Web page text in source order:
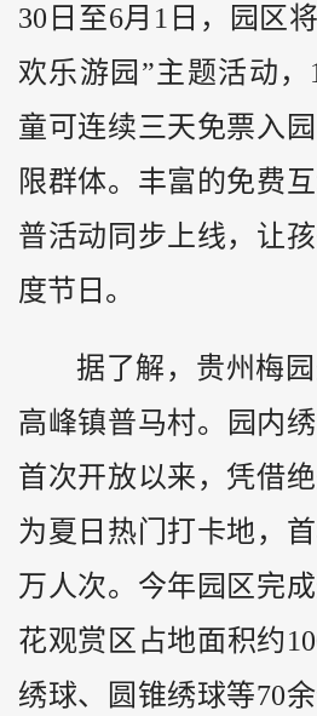
30日至6月1日，园区
欢乐游园”主题活动
童可连续三天免票入
限群体。丰富的免费
普活动同步上线，让
度节日。
据了解，贵州梅
高峰镇普马村。园内
首次开放以来，凭借
为夏日热门打卡地，
万人次。今年园区完
花观赏区占地面积约
绣球、圆锥绣球等70